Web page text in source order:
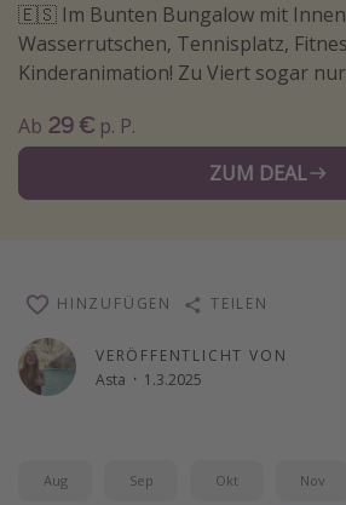
Reisethemen
Alle Reisethemen
Disneyland Paris
Roadtrips
Strandurlaub
Gruppenreisen
Hotels in Hamburg
🇪🇸 Im Bunten Bungalow mit
Wasserrutschen, Tennisplatz,
Kinderanimation! Zu Viert sogar
Ab 29 € p. P.
ZUM DEAL
VERÖFFENTLICHT VON
Asta · 1.3.2025
HINZUFÜGEN TEILEN
Aug Sep Okt Nov